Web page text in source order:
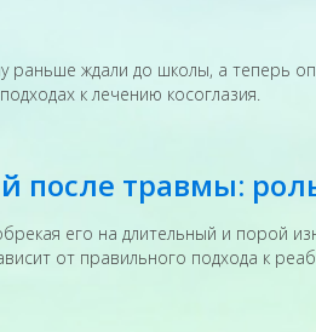
раньше ждали до школы, а теперь
к лечению косоглазия.
после травмы:
его на длительный и порой
от правильного подхода к